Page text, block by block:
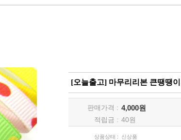
[오늘출고] 마무리리본 큰땡땡
판매가격 : 4,000원
적립금 : 40원
상품상태 :
신상품